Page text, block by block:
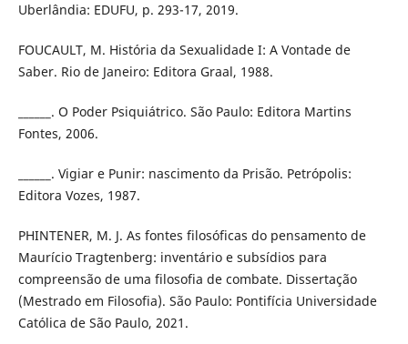
Uberlândia: EDUFU, p. 293-17, 2019.
FOUCAULT, M. História da Sexualidade I: A Vontade de
Saber. Rio de Janeiro: Editora Graal, 1988.
______. O Poder Psiquiátrico. São Paulo: Editora Martins
Fontes, 2006.
______. Vigiar e Punir: nascimento da Prisão. Petrópolis:
Editora Vozes, 1987.
PHINTENER, M. J. As fontes filosóficas do pensamento de
Maurício Tragtenberg: inventário e subsídios para
compreensão de uma filosofia de combate. Dissertação
(Mestrado em Filosofia). São Paulo: Pontifícia Universidade
Católica de São Paulo, 2021.